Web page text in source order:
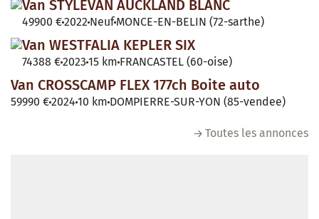
Van STYLEVAN AUCKLAND BLANC
49900 €2022 Neuf MONCE-EN-BELIN (72-sarthe)
Van WESTFALIA KEPLER SIX
74388 €2023 15 km FRANCASTEL (60-oise)
Van CROSSCAMP FLEX 177ch Boite auto
59990 €2024 10 km DOMPIERRE-SUR-YON (85-vendee)
Toutes les annonces